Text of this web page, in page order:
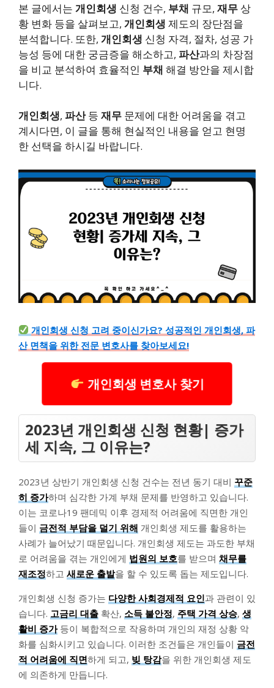
본 글에서는 개인회생 신청 건수, 부채 규모, 재무 상
황 변화 등을 살펴보고, 개인회생 제도의 장단점을
분석합니다. 또한, 개인회생 신청 자격, 절차, 성공 가
능성 등에 대한 궁금증을 해소하고, 파산과의 차장점
을 비교 분석하여 효율적인 부채 해결 방안을 제시합
니다.
개인회생, 파산등 재무 문제에 대한 어려움을 겪고
계시다면, 이 글을 통해 현실적인 내용을 얻고 현명
한 선택을 하시길 바랍니다.
개인회생 신청 고려 중이신가요? 성공적인 개인회생, 파
산 면책을 위한 전문 변호사를 찾아보세요!
개인회생 변호사 찾기
2023년 개인회생 신청 현황| 증가
세 지속, 그 이유는?
2023년 상반기 개인회생 신청 건수는 전년 동기 대비 꾸준
히 증가하며 심각한 가계 부채 문제를 반영하고 있습니다.
이는 코로나19 팬데믹 이후 경제적 어려움에 직면한 개인
들이 금전적 부담을 덜기 위해 개인회생 제도를 활용하는
사례가 늘어났기 때문입니다. 개인회생 제도는 과도한 부채
로 어려움을 겪는 개인에게 법원의 보호를 받으며 채무를
재조정하고 새로운 출발을 할 수 있도록 돕는 제도입니다.
개인회생 신청 증가는 다양한 사회경제적 요인과 관련이 있
습니다. 고금리 대출 확산, 소득 불안정, 주택 가격 상승, 생
활비 증가등이 복합적으로 작용하며 개인의 재정 상황 악
화를 심화시키고 있습니다. 이러한 조건들은 개인들이 금전
적 어려움에 직면하게 되고, 빚 탕감을 위한 개인회생 제도
에 의존하게 만듭니다.